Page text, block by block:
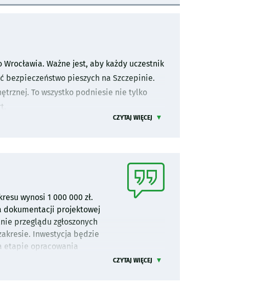
Ważne jest, aby każdy uczestnik
bezpieczeństwo pieszych na Szczepinie.
To wszystko podniesie nie tylko
CZYTAJ WIĘCEJ
wynosi 1 000 000 zł.
dokumentacji projektowej
przeglądu zgłoszonych
Inwestycja będzie
etapie opracowania
CZYTAJ WIĘCEJ